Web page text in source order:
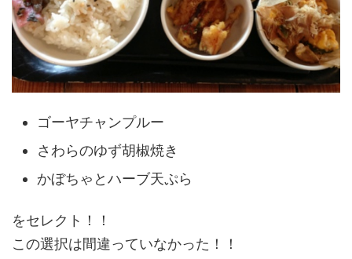
ゴーヤチャンプルー
さわらのゆず胡椒焼き
かぼちゃとハーブ天ぷら
をセレクト！！
この選択は間違っていなかった！！